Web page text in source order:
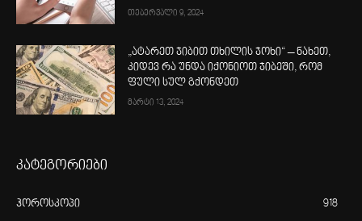
თებერვალი 9, 2024
„ატარეთ ჯიბით თხილის ჯოხი“ – ნახეთ,
კიდევ რა უნდა იქონიოთ ჯიბეში, რომ
ფული სულ გქონდეთ
მარტი 13, 2024
კატეგორიები
ჰოროსკოპი 918